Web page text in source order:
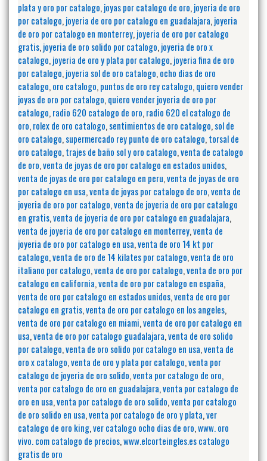
plata y oro por catalogo,joyas por catalogo de oro,joyeria de oro
por catalogo,joyeria de oro por catalogo en guadalajara,joyeria
de oro por catalogo en monterrey,joyeria de oro por catalogo
gratis,joyeria de oro solido por catalogo,joyeria de oro x
catalogo,joyeria de oro y plata por catalogo,joyeria fina de oro
por catalogo,joyeria sol de oro catalogo,ocho dias de oro
catalogo,oro catalogo,puntos de oro rey catalogo,quiero vender
joyas de oro por catalogo,quiero vender joyeria de oro por
catalogo,radio 620 catalogo de oro,radio 620 el catalogo de
oro,rolex de oro catalogo,sentimientos de oro catalogo,sol de
oro catalogo,supermercado rey punto de oro catalogo,torsal de
oro catalogo,trajes de baño sol y oro catalogo,venta de catalogo
de oro,venta de joyas de oro por catalogo en estados unidos,
venta de joyas de oro por catalogo en peru,venta de joyas de oro
por catalogo en usa,venta de joyas por catalogo de oro,venta de
joyeria de oro por catalogo,venta de joyeria de oro por catalogo
en gratis,venta de joyeria de oro por catalogo en guadalajara,
venta de joyeria de oro por catalogo en monterrey,venta de
joyeria de oro por catalogo en usa,venta de oro 14 kt por
catalogo,venta de oro de 14 kilates por catalogo,venta de oro
italiano por catalogo,venta de oro por catalogo,venta de oro por
catalogo en california,venta de oro por catalogo en españa,
venta de oro por catalogo en estados unidos,venta de oro por
catalogo en gratis,venta de oro por catalogo en los angeles,
venta de oro por catalogo en miami,venta de oro por catalogo en
usa,venta de oro por catalogo guadalajara,venta de oro solido
por catalogo,venta de oro solido por catalogo en usa,venta de
oro x catalogo,venta de oro y plata por catalogo,venta por
catalogo de joyeria de oro solido,venta por catalogo de oro,
venta por catalogo de oro en guadalajara,venta por catalogo de
oro en usa,venta por catalogo de oro solido,venta por catalogo
de oro solido en usa,venta por catalogo de oro y plata,ver
catalogo de oro king,ver catalogo ocho dias de oro,www. oro
vivo. com catalogo de precios,www.elcorteingles.es catalogo
gratis de oro